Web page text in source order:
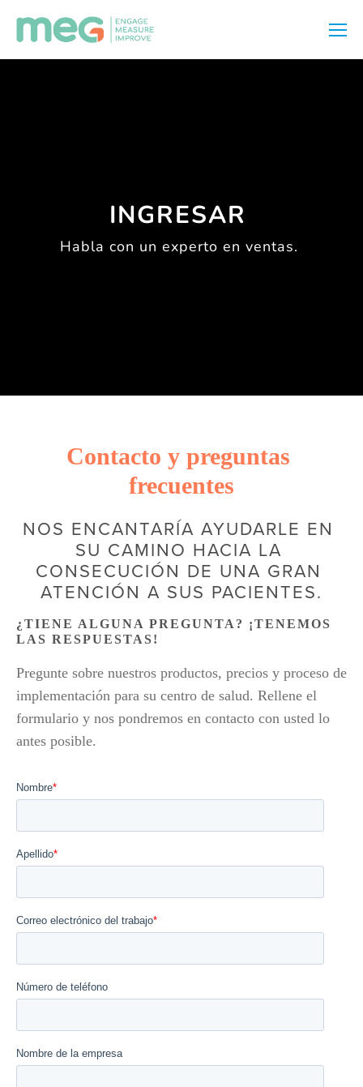
Habla con un experto en ventas.
Contacto y preguntas
frecuentes
NOS ENCANTARÍA AYUDARLE EN
SU CAMINO HACIA LA
CONSECUCIÓN DE UNA GRAN
ATENCIÓN A SUS PACIENTES.
¿TIENE ALGUNA PREGUNTA? ¡TENEMOS
LAS RESPUESTAS!
Pregunte sobre nuestros productos, precios y proceso de
implementación para su centro de salud. Rellene el
formulario y nos pondremos en contacto con usted lo
antes posible.